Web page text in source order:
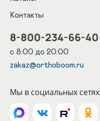
Контакты
8-800-234-66-40
с 8:00 до 20:00
zakaz@orthoboom.ru
Мы в социальных сетях